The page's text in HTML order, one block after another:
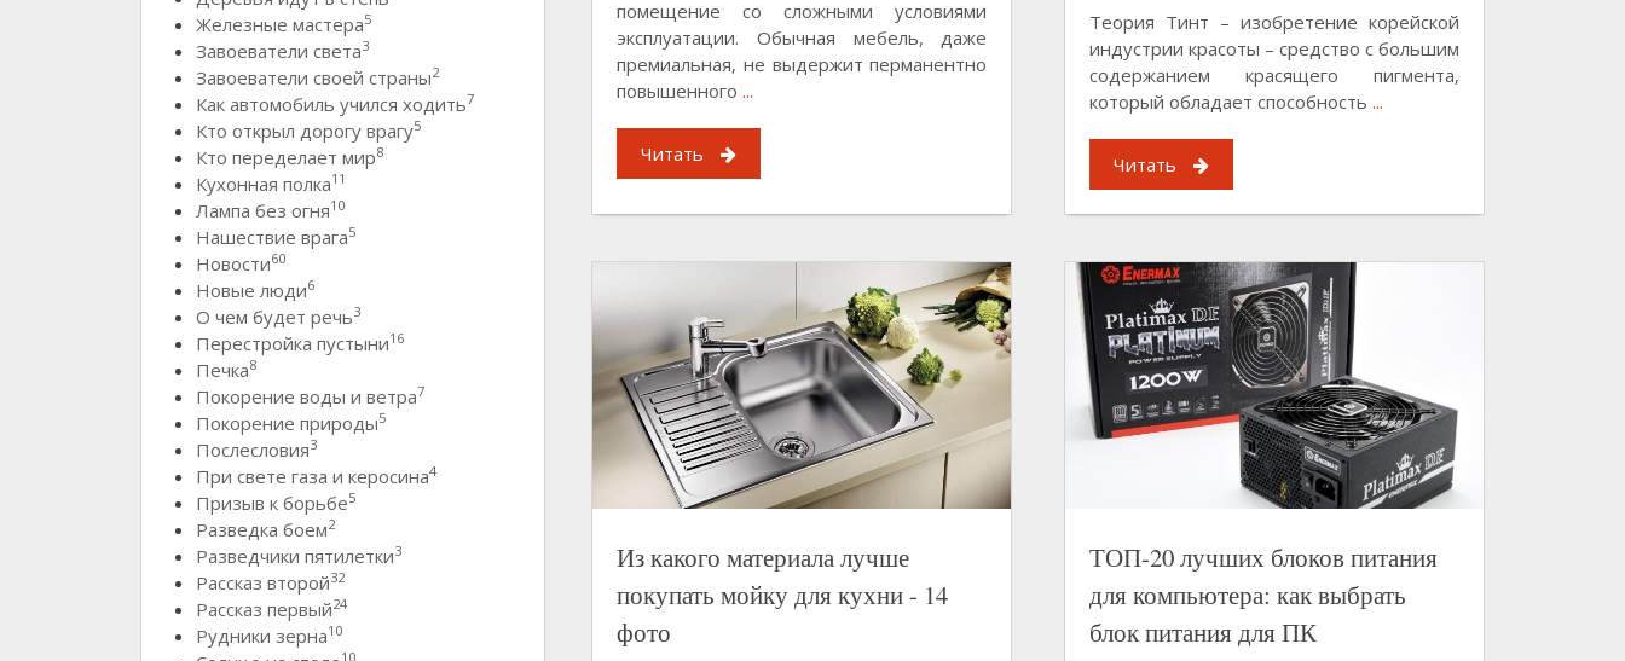
помещение со сложными условиями
эксплуатации. Обычная мебель, даже
премиальная, не выдержит перманентно
повышенного ...
Читать
Теория Тинт – изобретение корейской
индустрии красоты – средство с большим
содержанием красящего пигмента,
который обладает способность ...
Читать
Из какого материала лучше
покупать мойку для кухни - 14
фото
ТОП-20 лучших блоков питания
для компьютера: как выбрать
блок питания для ПК
Железные мастера5
Завоеватели света3
Завоеватели своей страны2
Как автомобиль учился ходить7
Кто открыл дорогу врагу5
Кто переделает мир8
Кухонная полка11
Лампа без огня10
Нашествие врага5
Новости60
Новые люди6
О чем будет речь3
Перестройка пустыни16
Печка8
Покорение воды и ветра7
Покорение природы5
Послесловия3
При свете газа и керосина4
Призыв к борьбе5
Разведка боем2
Разведчики пятилетки3
Рассказ второй32
Рассказ первый24
Рудники зерна10
10